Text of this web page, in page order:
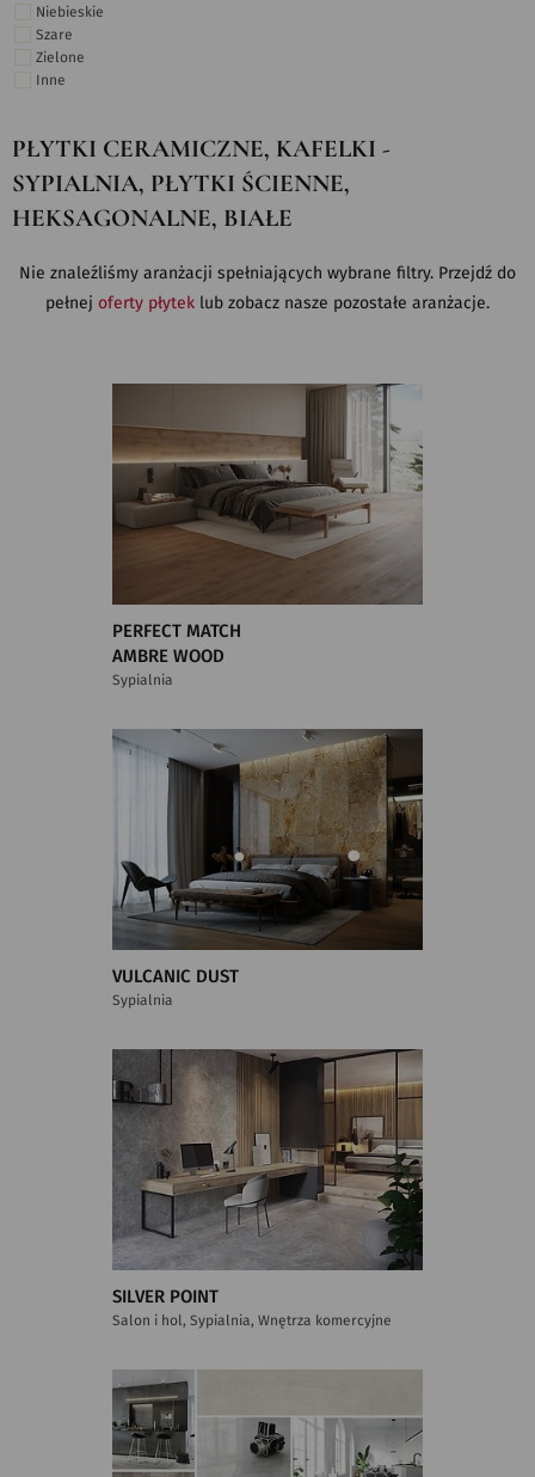
Niebieskie
Szare
Zielone
Inne
PŁYTKI CERAMICZNE, KAFELKI -
SYPIALNIA, PŁYTKI ŚCIENNE,
HEKSAGONALNE, BIAŁE
Nie znaleźliśmy aranżacji spełniających wybrane filtry. Przejdź do
pełnej oferty płytek lub zobacz nasze pozostałe aranżacje.
PERFECT MATCH
AMBRE WOOD
Sypialnia
VULCANIC DUST
Sypialnia
SILVER POINT
Salon i hol, Sypialnia, Wnętrza komercyjne